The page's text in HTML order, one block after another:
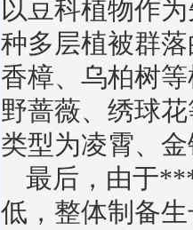
以豆科植物作
种多层植被群
香樟、乌柏树
野蔷薇、绣球
类型为凌霄、
最后，由于
低，整体制备